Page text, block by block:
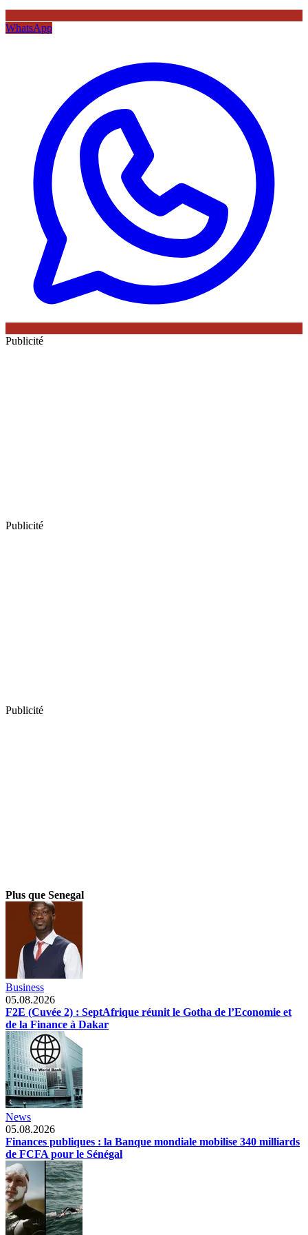
WhatsApp
Publicité
Publicité
Publicité
Plus que Senegal
Business
05.08.2026
F2E (Cuvée 2) : SeptAfrique réunit le Gotha de l’Economie et
de la Finance à Dakar
News
05.08.2026
Finances publiques : la Banque mondiale mobilise 340 milliards
de FCFA pour le Sénégal